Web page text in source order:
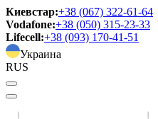
Киевстар:+38 (067) 322-61-64
Vodafone:+38 (050) 315-23-33
Lifecell:+38 (093) 170-41-51
Украина
RUS